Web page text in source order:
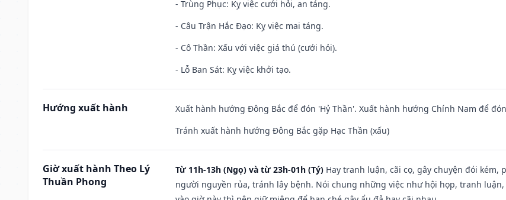
- Trùng Phục: Kỵ việc cưới hỏi, an táng.
- Câu Trận Hắc Đạo: Kỵ việc mai táng.
- Cô Thần: Xấu với việc giá thú (cưới hỏi).
- Lỗ Ban Sát: Kỵ việc khởi tạo.
Hướng xuất hành
Xuất hành hướng Đông Bắc để đón 'Hỷ Thần'. Xuất hành hướng Chính Nam để
Tránh xuất hành hướng Đông Bắc gặp Hạc Thần (xấu)
Giờ xuất hành Theo Lý
Thuần Phong
Từ 11h-13h (Ngọ) và từ 23h-01h (Tý) Hay tranh luận, cãi cọ, gây chuyện đói
người nguyền rủa, tránh lây bệnh. Nói chung những việc như hội họp, tranh